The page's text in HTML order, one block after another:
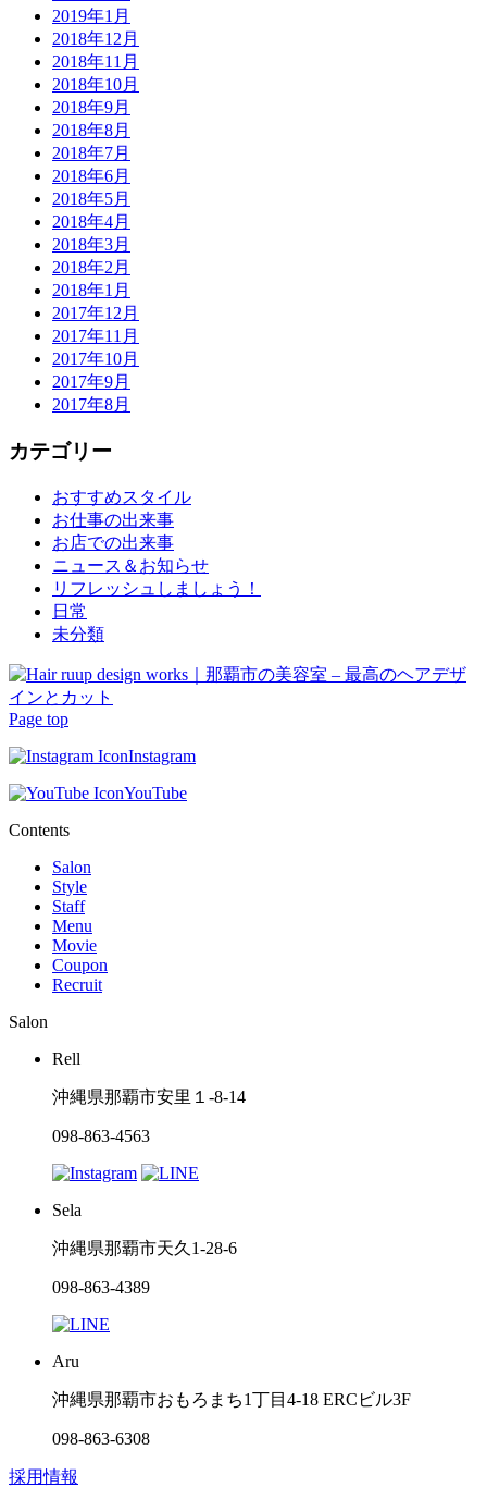
2019年1月
2018年12月
2018年11月
2018年10月
2018年9月
2018年8月
2018年7月
2018年6月
2018年5月
2018年4月
2018年3月
2018年2月
2018年1月
2017年12月
2017年11月
2017年10月
2017年9月
2017年8月
カテゴリー
おすすめスタイル
お仕事の出来事
お店での出来事
ニュース＆お知らせ
リフレッシュしましょう！
日常
未分類
Page top
Instagram
YouTube
Contents
Salon
Style
Staff
Menu
Movie
Coupon
Recruit
Salon
Rell
沖縄県那覇市安里１-8-14
098-863-4563
Sela
沖縄県那覇市天久1-28-6
098-863-4389
Aru
沖縄県那覇市おもろまち1丁目4-18 ERCビル3F
098-863-6308
採用情報